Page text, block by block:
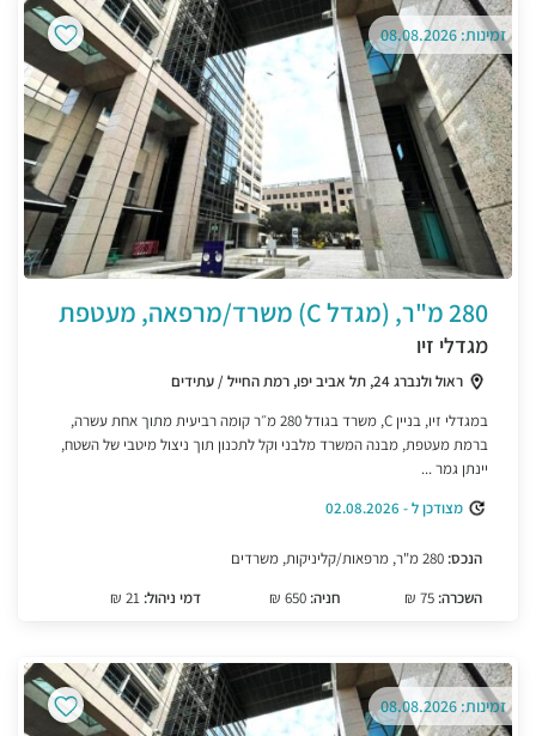
זמינות: 08.08.2026
280 מ"ר, (מגדל C) משרד/מרפאה, מעטפת
מגדלי זיו
ראול ולנברג 24, תל אביב יפו, רמת החייל / עתידים
במגדלי זיו, בניין C, משרד בגודל 280 מ״ר קומה רביעית מתוך אחת עשרה,
ברמת מעטפת, מבנה המשרד מלבני וקל לתכנון תוך ניצול מיטבי של השטח,
יינתן גמר ...
מצודכן ל - 02.08.2026
הנכס:
השכרה:
חניה: דמי ניהול: 21 ₪
זמינות: 08.08.2026